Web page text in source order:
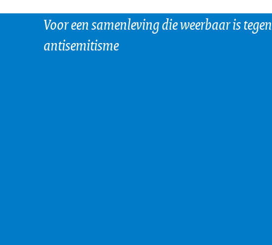
Voor een samenleving die weerbaar is tegen
antisemitisme